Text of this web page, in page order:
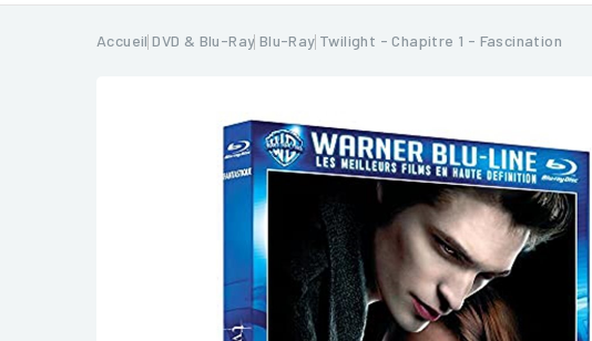
Accueil DVD & Blu-Ray Blu-Ray Twilight - Chapitre 1 - Fascination